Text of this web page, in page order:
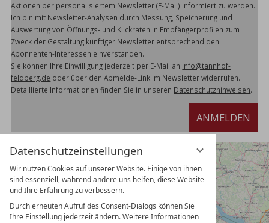
Datenschutzeinstellungen
Wir nutzen Cookies auf unserer Website. Einige von ihnen
sind essenziell, während andere uns helfen, diese Website
und Ihre Erfahrung zu verbessern.
Durch erneuten Aufruf des Consent-Dialogs können Sie
Ihre Einstellung jederzeit ändern. Weitere Informationen
Aktionen per personalisiertem Newsletter (E-Mail) informiert zu werden.
Ich bin mit Newsletter-Analysen durch Messung, Speicherung und
Auswertung von Öffnungs- und Klickraten in Empfängerprofilen zum
Zweck der Gestaltung künftiger Newsletter entsprechend den
Abonnenten-Interessen einverstanden.
Sie können Ihre Einwilligung jederzeit per E-Mail an info@tannhof-
feldberg.de oder über den Abmelde-Link im Newsletter widerrufen.
Detaillierte Informationen finden Sie in unseren Datenschutzhinweisen.
ANMELDEN